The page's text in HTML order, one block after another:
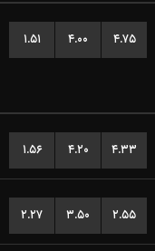
۱.۵۱ ۴.۰۰ ۴.۷۵
۱.۵۶ ۴.۲۰ ۴.۳۳
۲.۲۷ ۳.۵۰ ۲.۵۵